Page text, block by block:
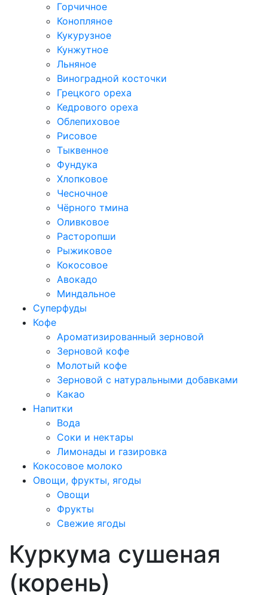
Горчичное
Конопляное
Кукурузное
Кунжутное
Льняное
Виноградной косточки
Грецкого ореха
Кедрового ореха
Облепиховое
Рисовое
Тыквенное
Фундука
Хлопковое
Чесночное
Чёрного тмина
Оливковое
Расторопши
Рыжиковое
Кокосовое
Авокадо
Миндальное
Суперфуды
Кофе
Ароматизированный зерновой
Зерновой кофе
Молотый кофе
Зерновой с натуральными добавками
Какао
Напитки
Вода
Соки и нектары
Лимонады и газировка
Кокосовое молоко
Овощи, фрукты, ягоды
Овощи
Фрукты
Свежие ягоды
Куркума сушеная
(корень)